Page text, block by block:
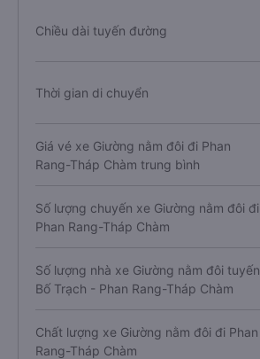
Chiều dài tuyến đường
Thời gian di chuyển
Giá vé xe Giường nằm đôi đi Phan
Rang-Tháp Chàm trung bình
Số lượng chuyến xe Giường nằm đôi đi
Phan Rang-Tháp Chàm
Số lượng nhà xe Giường nằm đôi tuyến
Bố Trạch - Phan Rang-Tháp Chàm
Chất lượng xe Giường nằm đôi đi Phan
Rang-Tháp Chàm